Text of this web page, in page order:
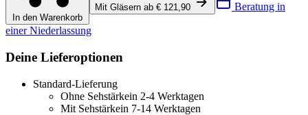
In den Warenkorb
Mit Gläsern ab € 121,90 Beratung in
einer Niederlassung
Deine Lieferoptionen
Standard-Lieferung
Ohne Sehstärkein 2-4 Werktagen
Mit Sehstärkein 7-14 Werktagen